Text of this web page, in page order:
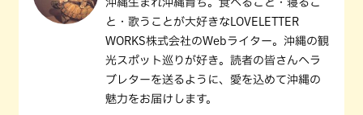
と・歌うことが大好きなLOVELETTER
WORKS株式会社のWebライター。沖縄の観
光スポット巡りが好き。読者の皆さんへラ
ブレターを送るように、愛を込めて沖縄の
魅力をお届けします。